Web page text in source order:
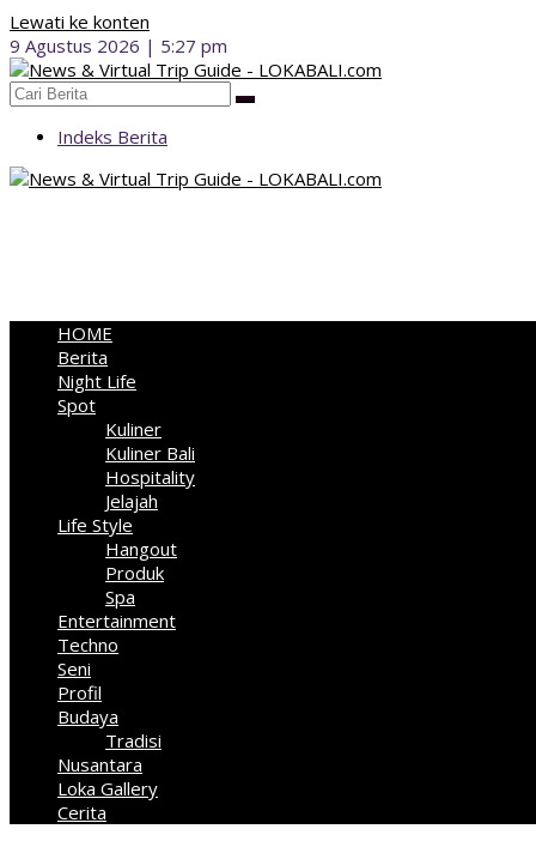
Lewati ke konten
9 Agustus 2026 | 5:27 pm
Indeks Berita
HOME
Berita
Night Life
Spot
Kuliner
Kuliner Bali
Hospitality
Jelajah
Life Style
Hangout
Produk
Spa
Entertainment
Techno
Seni
Profil
Budaya
Tradisi
Nusantara
Loka Gallery
Cerita